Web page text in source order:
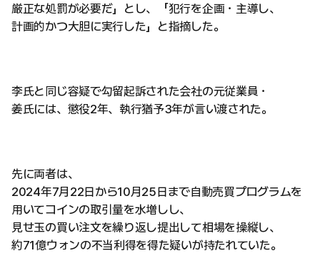
厳正な処罰が必要だ」とし、「犯行を企画・主導し、
計画的かつ大胆に実行した」と指摘した。
李氏と同じ容疑で勾留起訴された会社の元従業員・
姜氏には、懲役2年、執行猶予3年が言い渡された。
先に両者は、
2024年7月22日から10月25日まで自動売買プログラムを
用いてコインの取引量を水増しし、
見せ玉の買い注文を繰り返し提出して相場を操縦し、
約71億ウォンの不当利得を得た疑いが持たれていた。